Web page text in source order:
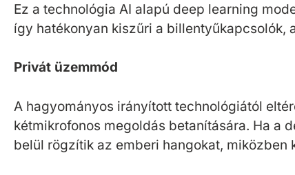
Ez a technológia AI alapú deep learning
így hatékonyan kiszűri a billentyűkapcsolók,
Privát üzemmód
A hagyományos irányított technológiától
kétmikrofonos megoldás betanítására. Ha a
belül rögzítik az emberi hangokat, miközben